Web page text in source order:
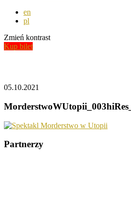
en
pl
Zmień kontrast
Kup bilet
05.10.2021
Partnerzy